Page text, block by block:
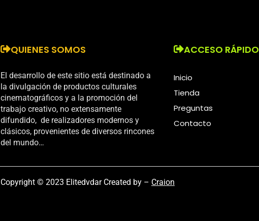
QUIENES SOMOS
El desarrollo de este sitio está destinado a
la divulgación de productos culturales
cinematográficos y a la promoción del
trabajo creativo, no extensamente
difundido, de realizadores modernos y
clásicos, provenientes de diversos rincones
del mundo…
ACCESO RÁPIDO
Inicio
Tienda
Preguntas
Contacto
Copyright © 2023 Elitedvdar Created by – Craion